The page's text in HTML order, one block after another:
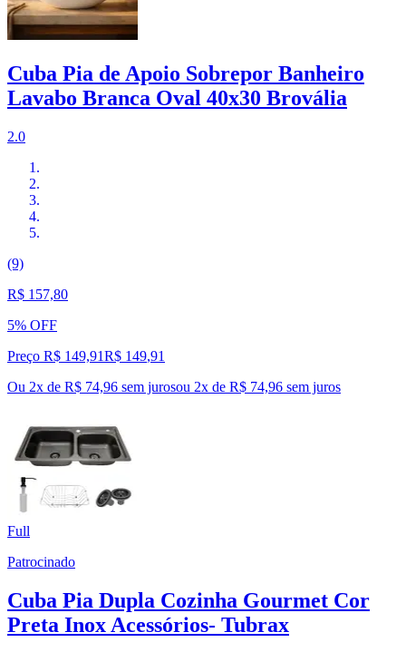
Cuba Pia de Apoio Sobrepor Banheiro
Lavabo Branca Oval 40x30 Brovália
2.0
(9)
R$ 157,80
5% OFF
Preço R$ 149,91R$ 149,91
Ou 2x de R$ 74,96 sem jurosou 2x de R$ 74,96 sem juros
Full
Patrocinado
Cuba Pia Dupla Cozinha Gourmet Cor
Preta Inox Acessórios- Tubrax